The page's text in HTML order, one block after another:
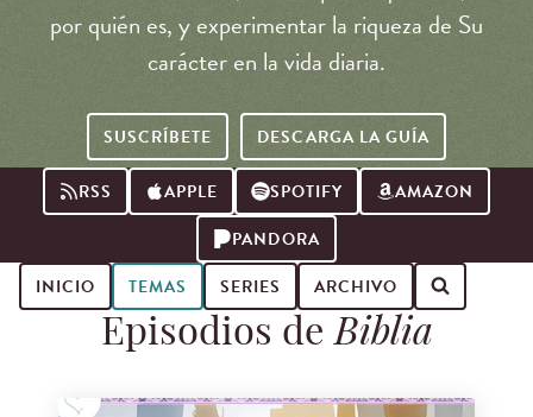
por quién es, y experimentar la riqueza de Su
carácter en la vida diaria.
SUSCRÍBETE DESCARGA LA GUÍA
RSS APPLE SPOTIFY
AMAZON
PANDORA
INICIO
TEMAS SERIES ARCHIVO
Buscar episodios de podcast
Episodios deBiblia